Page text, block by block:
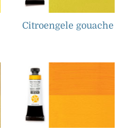
Citroengele gouache